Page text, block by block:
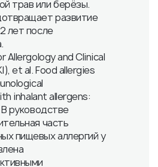
трав или берёзы.
развитие
лет после
Allergology and Clinical
et al. Food allergies
inhalant allergens:
руководстве
часть
пищевых аллергий у